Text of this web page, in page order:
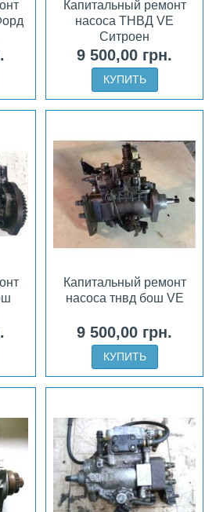
Капитальный ремонт
насоса ТНВД VE
Ситроен
9 500,00 грн.
КУПИТЬ
Капитальный ремонт
насоса тнвд бош VE
9 500,00 грн.
КУПИТЬ